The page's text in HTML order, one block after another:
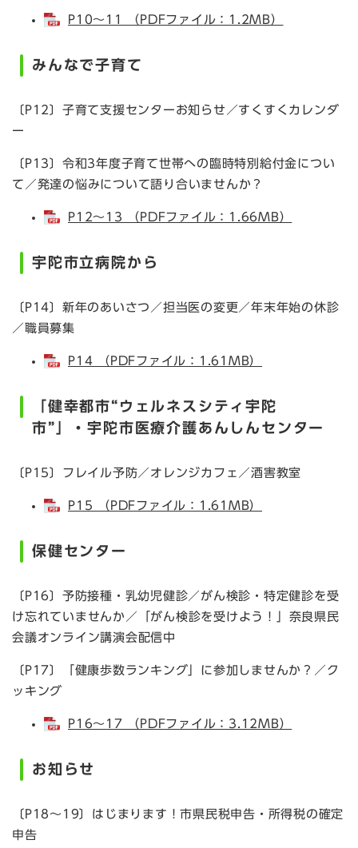
P10～11 （PDFファイル：1.2MB）
みんなで子育て
〔P12〕子育て支援センターお知らせ／すくすくカレンダ
ー
〔P13〕令和3年度子育て世帯への臨時特別給付金につい
て／発達の悩みについて語り合いませんか？
P12～13 （PDFファイル：1.66MB）
宇陀市立病院から
〔P14〕新年のあいさつ／担当医の変更／年末年始の休診
／職員募集
P14 （PDFファイル：1.61MB）
「健幸都市“ウェルネスシティ宇陀
市”」・宇陀市医療介護あんしんセンター
〔P15〕フレイル予防／オレンジカフェ／酒害教室
P15 （PDFファイル：1.61MB）
保健センター
〔P16〕予防接種・乳幼児健診／がん検診・特定健診を受
け忘れていませんか／「がん検診を受けよう！」奈良県民
会議オンライン講演会配信中
〔P17〕「健康歩数ランキング」に参加しませんか？／ク
ッキング
P16～17 （PDFファイル：3.12MB）
お知らせ
〔P18～19〕はじまります！市県民税申告・所得税の確定
申告